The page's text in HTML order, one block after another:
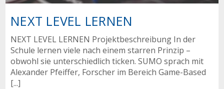
NEXT LEVEL LERNEN
NEXT LEVEL LERNEN Projektbeschreibung In der
Schule lernen viele nach einem starren Prinzip –
obwohl sie unterschiedlich ticken. SUMO sprach mit
Alexander Pfeiffer, Forscher im Bereich Game-Based
[...]